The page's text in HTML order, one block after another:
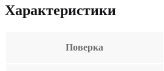
Характеристики
Поверка